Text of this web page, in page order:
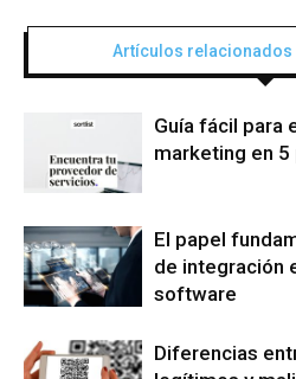
Artículos relacionados
Guía fácil para
marketing en 5
El papel
de integración
software
Diferencias